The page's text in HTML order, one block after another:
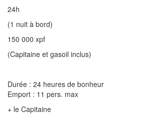
24h
(1 nuit à bord)
150 000 xpf
(Capitaine et gasoil inclus)
Durée : 24 heures de bonheur
Emport : 11 pers. max
+ le Capitaine